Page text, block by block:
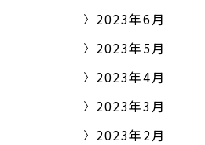
2023年6月
2023年5月
2023年4月
2023年3月
2023年2月